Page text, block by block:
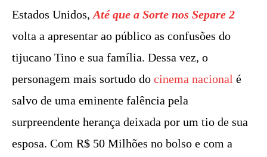
Estados Unidos, Até que a Sorte nos Separe 2
volta a apresentar ao público as confusões do
tijucano Tino e sua família. Dessa vez, o
personagem mais sortudo do cinema nacional é
salvo de uma eminente falência pela
surpreendente herança deixada por um tio de sua
esposa. Com R$ 50 Milhões no bolso e com a